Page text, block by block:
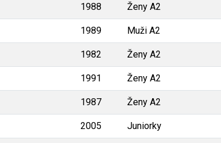
1988 Ženy A2
1989 Muži A2
1982 Ženy A2
1991 Ženy A2
1987 Ženy A2
2005 Juniorky